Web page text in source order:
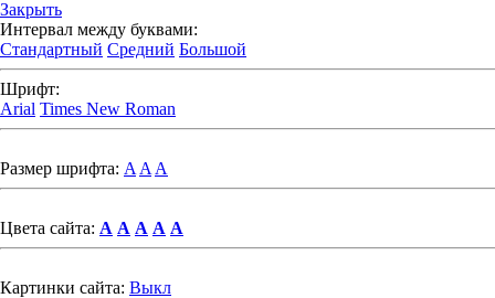
Закрыть
Интервал между буквами:
Стандартный Средний Большой
Шрифт:
Arial Times New Roman
Размер шрифта: A A A
Цвета сайта: A A A A A
Картинки сайта: Выкл